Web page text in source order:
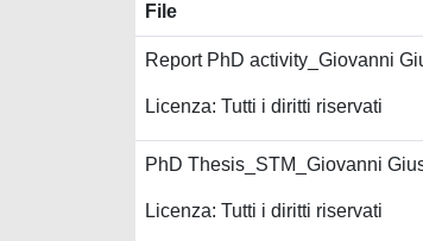
File
Report PhD activity_Giovanni
Licenza: Tutti i diritti riservati
PhD Thesis_STM_Giovanni
Licenza: Tutti i diritti riservati